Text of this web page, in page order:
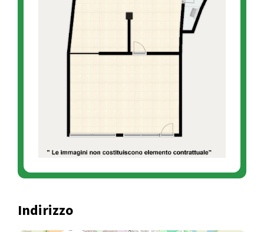
Indirizzo